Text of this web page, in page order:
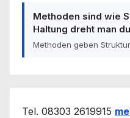
Methoden sind wie
Haltung dreht man
Methoden geben
Tel. 08303 2619915